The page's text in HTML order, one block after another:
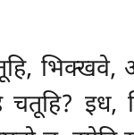
भिक्खवे,
इध,